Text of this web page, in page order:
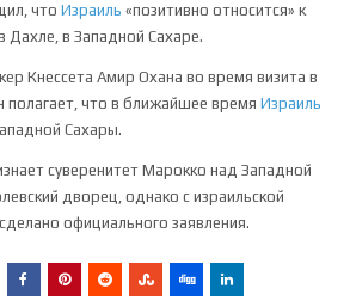
что Израиль «позитивно относится» к
Дахле, в Западной Сахаре.
Кнессета Амир Охана во время визита в
полагает, что в ближайшее время Израиль
Сахары.
суверенитет Марокко над Западной
дворец, однако с израильской
официального заявления.